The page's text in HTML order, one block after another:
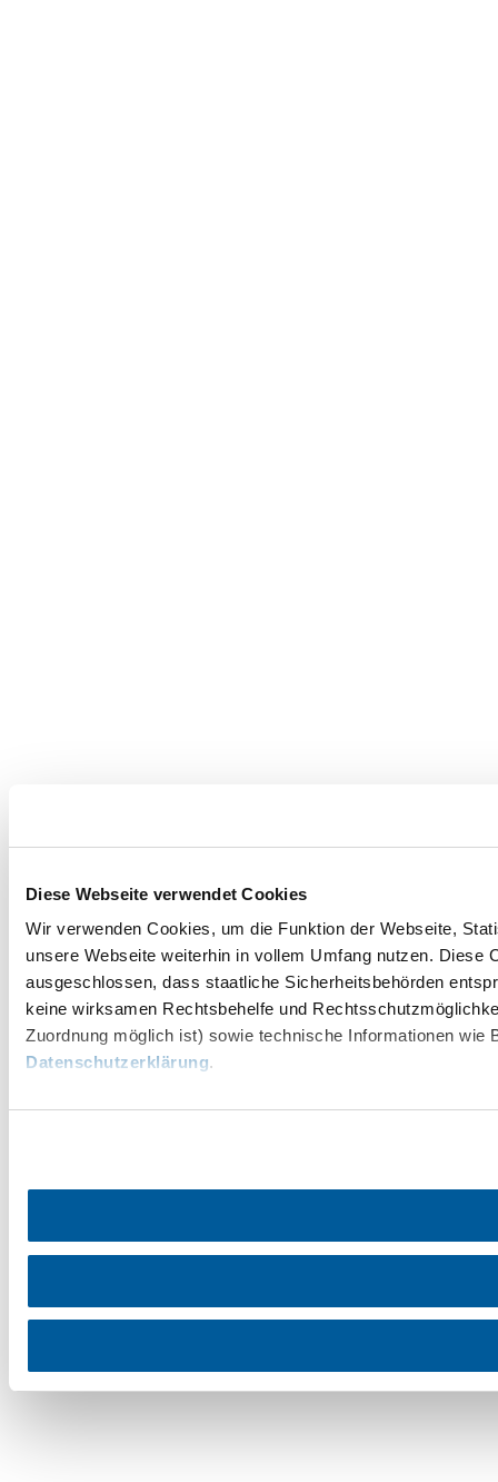
Diese Webseite verwendet Cookies
Wir verwenden Cookies, um die Funktion der Webseite,
unsere Webseite weiterhin in vollem Umfang nutzen.
ausgeschlossen, dass staatliche Sicherheitsbehörden
keine wirksamen Rechtsbehelfe und
Zuordnung möglich ist) sowie technische Informationen wie
Datenschutzerklärung.